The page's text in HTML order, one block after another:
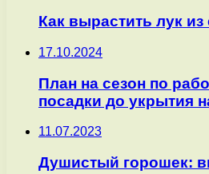
Как вырастить лук
17.10.2024
План на сезон по
посадки до укрытия
11.07.2023
Душистый горошек: